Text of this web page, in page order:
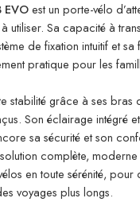
EVOest un porte-vélo
utiliser. Sa capacité à
de fixation intuitif et
pratique pour les
stabilité grâce à ses bras
Son éclairage intégré
sa sécurité et son
complète,
en toute sérénité, pour
voyages plus longs.